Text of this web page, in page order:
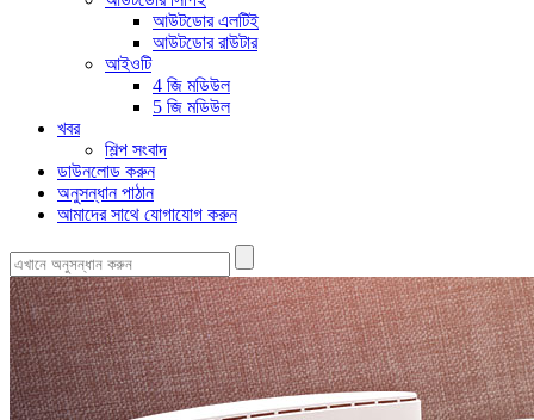
আউটডোর এলটিই
আউটডোর রাউটার
আইওটি
4 জি মডিউল
5 জি মডিউল
খবর
শিল্প সংবাদ
ডাউনলোড করুন
অনুসন্ধান পাঠান
আমাদের সাথে যোগাযোগ করুন